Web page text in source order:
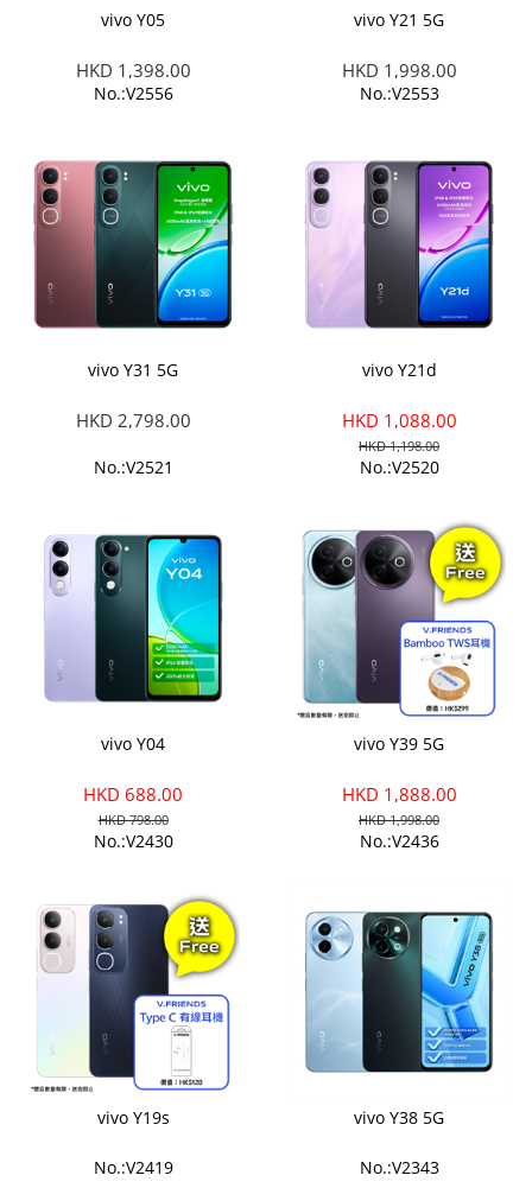
vivo Y05
HKD 1,398.00
No.:V2556
vivo Y21 5G
HKD 1,998.00
No.:V2553
vivo Y31 5G
HKD 2,798.00
No.:V2521
vivo Y21d
HKD 1,088.00
HKD 1,198.00
No.:V2520
vivo Y04
HKD 688.00
HKD 798.00
No.:V2430
vivo Y39 5G
HKD 1,888.00
HKD 1,998.00
No.:V2436
vivo Y19s
No.:V2419
vivo Y38 5G
No.:V2343